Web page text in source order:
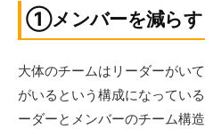
①メンバーを減らす
大体のチームはリーダーがい
がいるという構成になってい
ーダーとメンバーのチーム構